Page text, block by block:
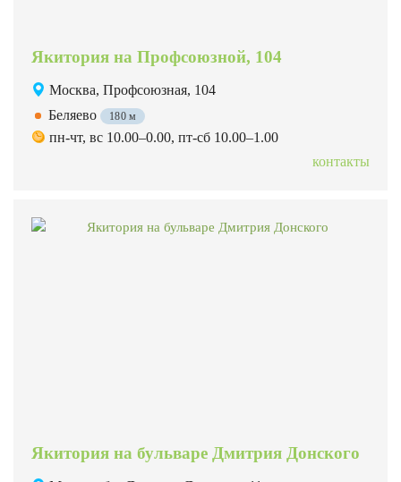
Якитория на Профсоюзной, 104
Москва, Профсоюзная, 104
Беляево
180 м
пн-чт, вс 10.00–0.00, пт-сб 10.00–1.00
контакты
Якитория на бульваре Дмитрия Донского